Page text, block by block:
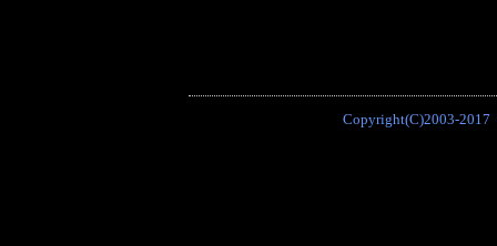
Copyright(C)2003-2017